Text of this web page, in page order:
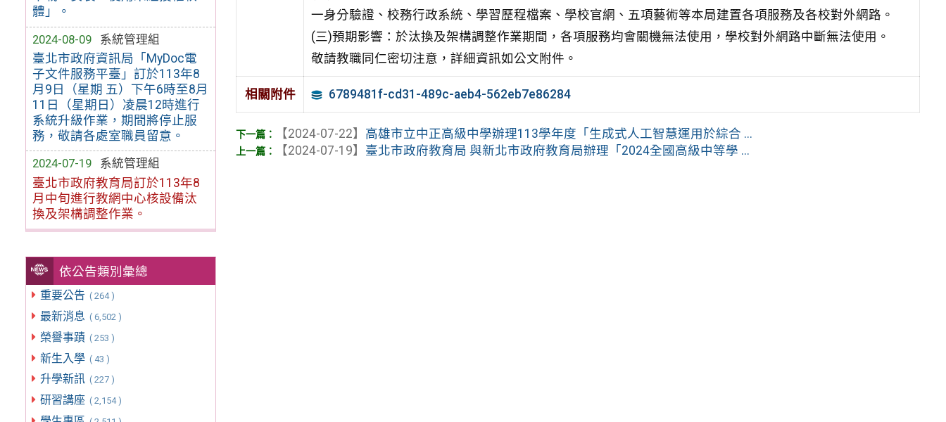
體」。
2024-08-09
系統管理組
臺北市政府資訊局「MyDoc電
子文件服務平臺」訂於113年8
月9日（星期 五）下午6時至8月
11日（星期日）凌晨12時進行
系統升級作業，期間將停止服
務，敬請各處室職員留意。
2024-07-19
系統管理組
臺北市政府教育局訂於113年8
月中旬進行教網中心核設備汰
換及架構調整作業。
依公告類別彙總
重要公告 ( 264 )
最新消息 ( 6,502 )
榮譽事蹟 ( 253 )
新生入學 ( 43 )
升學新訊 ( 227 )
研習講座 ( 2,154 )
一身分驗證、校務行政系統、學習歷程檔案、學校官網、五項藝術等本局建置各項服務及各校對外網路。
(三)預期影響：於汰換及架構調整作業期間，各項服務均會關機無法使用，學校對外網路中斷無法使用。
敬請教職同仁密切注意，詳細資訊如公文附件。
相關附件 6789481f-cd31-489c-aeb4-562eb7e86284
【2024-07-22】 高雄市立中正高級中學辦理113學年度「生成式人工智慧運用於綜合 ...
【2024-07-19】 臺北市政府教育局 與新北市政府教育局辦理「2024全國高級中等學 ...